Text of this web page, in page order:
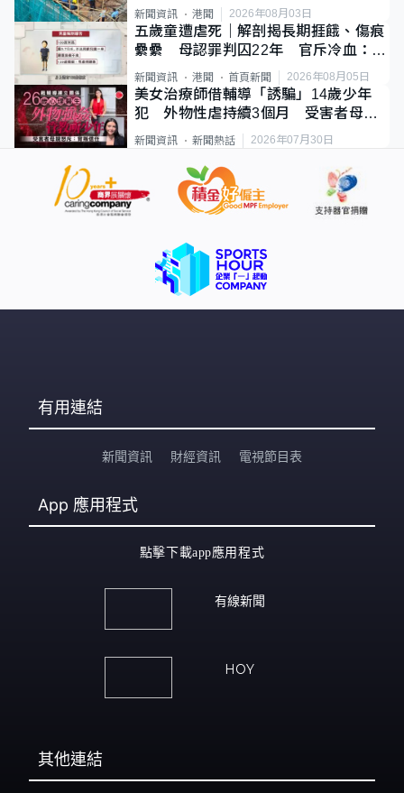
新聞資訊 港聞 2026年08月03日
五歲童遭虐死｜解剖揭長期捱餓、傷痕
纍纍 母認罪判囚22年 官斥冷血：同
類案最惡劣
新聞資訊 港聞 首頁新聞 2026年08月05日
美女治療師借輔導「誘騙」14歲少年
犯 外物性虐持續3個月 受害者母：
要保護其他人
新聞資訊 新聞熱話 2026年07月30日
有用連結
新聞資訊 財經資訊 電視節目表
App 應用程式
點擊下載app應用程式
有線新聞
HOY
其他連結